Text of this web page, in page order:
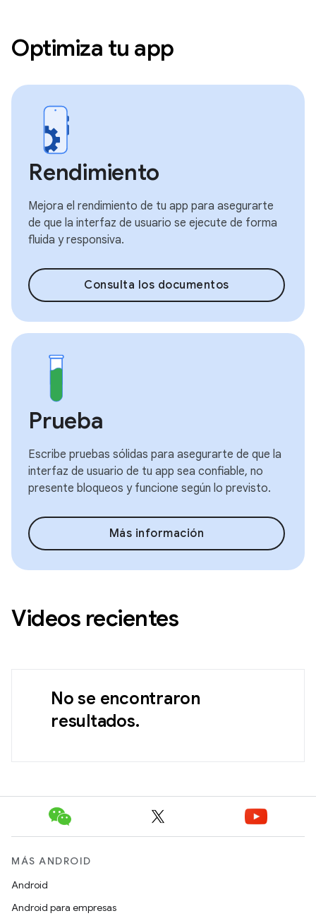
Optimiza tu app
Rendimiento
Mejora el rendimiento de tu app para asegurarte
de que la interfaz de usuario se ejecute de forma
fluida y responsiva.
Consulta los documentos
Prueba
Escribe pruebas sólidas para asegurarte de que la
interfaz de usuario de tu app sea confiable, no
presente bloqueos y funcione según lo previsto.
Más información
Videos recientes
No se encontraron
resultados.
MÁS ANDROID
Android
Android para empresas